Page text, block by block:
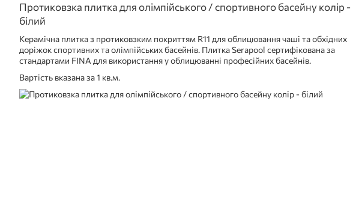
Протиковзка плитка для олімпійського / спортивного басейну колір -
білий
Керамічна плитка з протиковзким покриттям R11 для облицювання чаші та обхідних
доріжок спортивних та олімпійських басейнів. Плитка Serapool сертифікована за
стандартами FINA для використання у облицюванні професійних басейнів.
Вартість вказана за 1 кв.м.